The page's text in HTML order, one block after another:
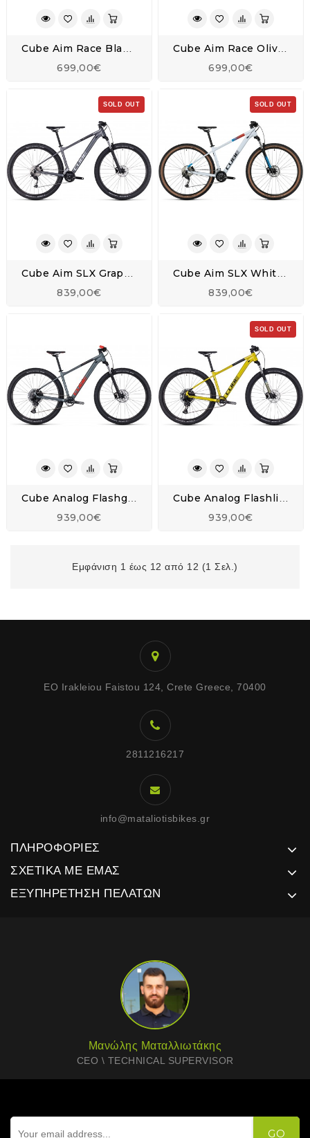
699,00€ 699,00€
SOLD OUT
839,00€
SOLD OUT
839,00€
939,00€
SOLD OUT
939,00€
Εμφάνιση 1 έως 12 από 12 (1 Σελ.)
EO Irakleiou Faistou 124, Crete Greece, 70400
2811216217
info@mataliotisbikes.gr
ΠΛΗΡΟΦΟΡΊΕΣ
ΣΧΕΤΙΚΆ ΜΕ ΕΜΆΣ
ΕΞΥΠΗΡΈΤΗΣΗ ΠΕΛΑΤΏΝ
Μανώλης Ματαλλιωτάκης
CEO \ TECHNICAL SUPERVISOR
GO